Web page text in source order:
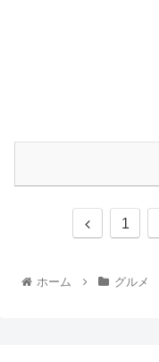
1
ホーム グルメ